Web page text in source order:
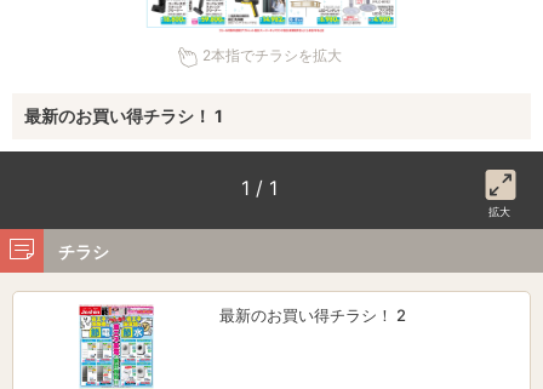
2本指でチラシを拡大
最新のお買い得チラシ！ 1
1 / 1
拡大
チラシ
最新のお買い得チラシ！ 2